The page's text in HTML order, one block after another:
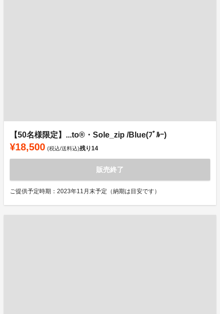
【50名様限定】...to®・Sole_zip /Blue(ﾌﾞﾙｰ)
¥18,500 (税込/送料込)残り14
販売終了
ご提供予定時期：2023年11月末予定（納期は目安です）